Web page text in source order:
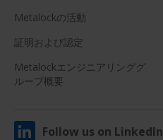
Metalockの活動
証明および認定
Metalockエンジニアリンググ
ループ概要
Follow us on LinkedIn